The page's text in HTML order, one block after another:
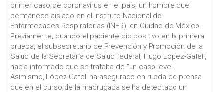
primer caso de coronavirus en el país, un hombre que
permanece aislado en el Instituto Nacional de
Enfermedades Respiratorias (INER), en Ciudad de México.
Previamente, cuando el paciente dio positivo en la primera
prueba, el subsecretario de Prevención y Promoción de la
Salud de la Secretaría de Salud federal, Hugo López-Gatell,
había informado que se trataba de "un caso leve".
Asimismo, López-Gatell ha asegurado en rueda de prensa
que en el curso de la madrugada se ha detectado un